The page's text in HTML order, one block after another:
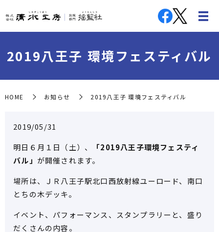
2019八王子 環境フェスティバル
HOME お知らせ 2019八王子 環境フェスティバル
2019/05/31
明日６月１日（土）、
「2019八王子環境フェスティ
バル」 が開催されます。
場所は、ＪＲ八王子駅北口西放射線ユーロード、南口
とちの木デッキ。
イベント、パフォーマンス、スタンプラリーと、盛り
だくさんの内容。